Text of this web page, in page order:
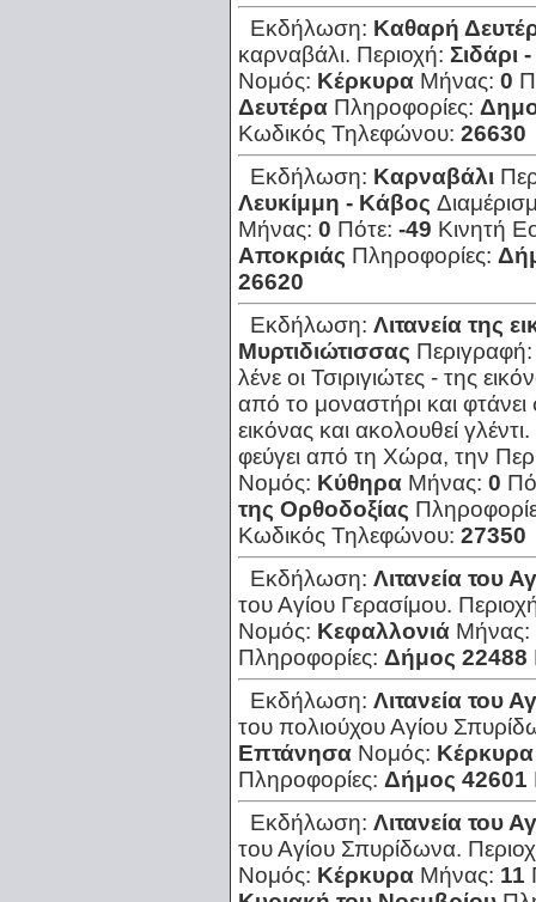
Εκδήλωση: Καθαρή
καρναβάλι. Περιοχή: Σιδάρι
Νομός: Κέρκυρα Μήνας: 0
Δευτέρα Πληροφορίες:
Κωδικός Τηλεφώνου: 26630
Εκδήλωση: Καρναβάλι
Λευκίμμη - Κάβος
Μήνας: 0 Πότε: -49 Κινητή
Αποκριάς Πληροφορίες:
26620
Εκδήλωση: Λιτανεία της
Μυρτιδιώτισσας
λένε οι Τσιριγιώτες - της
από το μοναστήρι και
εικόνας και ακολουθεί
φεύγει από τη Χώρα, την
Νομός: Κύθηρα Μήνας: 0
της Ορθοδοξίας
Κωδικός Τηλεφώνου: 27350
Εκδήλωση: Λιτανεία του
του Αγίου Γερασίμου.
Νομός: Κεφαλλονιά Μήνας:
Πληροφορίες: Δήμος 22488
Εκδήλωση: Λιτανεία του
του πολιούχου Αγίου
Επτάνησα Νομός: Κέρκυρα
Πληροφορίες: Δήμος 42601
Εκδήλωση: Λιτανεία του
του Αγίου Σπυρίδωνα.
Νομός: Κέρκυρα Μήνας: 11